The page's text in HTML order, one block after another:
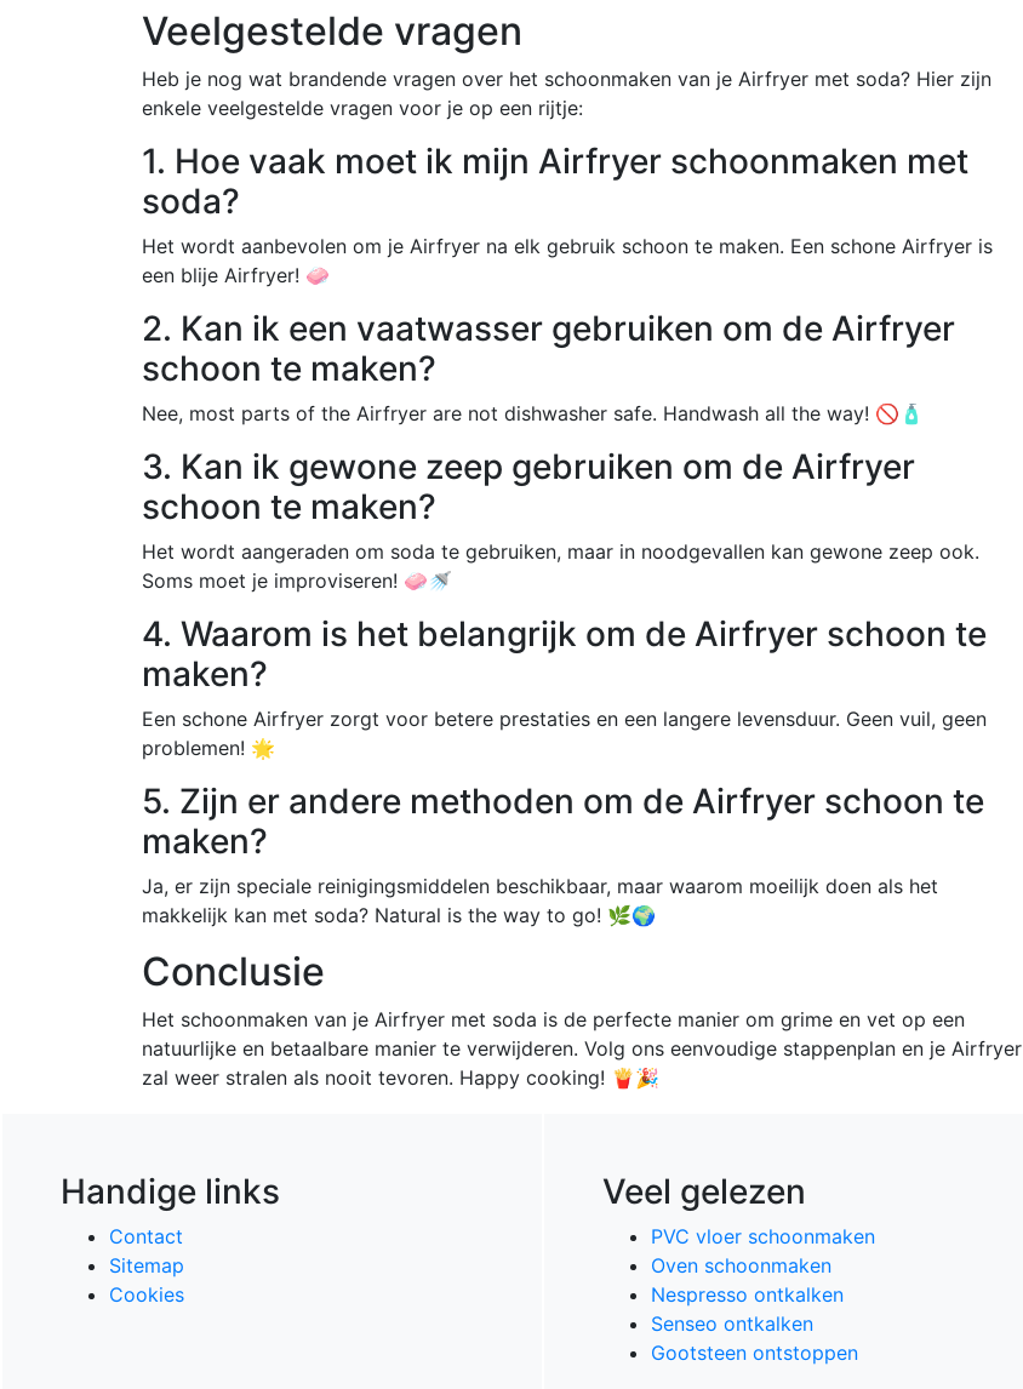
Veelgestelde vragen
Heb je nog wat brandende vragen over het schoonmaken van je Airfryer met soda? Hier zijn
enkele veelgestelde vragen voor je op een rijtje:
1. Hoe vaak moet ik mijn Airfryer schoonmaken met
soda?
Het wordt aanbevolen om je Airfryer na elk gebruik schoon te maken. Een schone Airfryer is
een blije Airfryer! 🧼
2. Kan ik een vaatwasser gebruiken om de Airfryer
schoon te maken?
Nee, most parts of the Airfryer are not dishwasher safe. Handwash all the way! 🚫🧴
3. Kan ik gewone zeep gebruiken om de Airfryer
schoon te maken?
Het wordt aangeraden om soda te gebruiken, maar in noodgevallen kan gewone zeep ook.
Soms moet je improviseren! 🧼🚿
4. Waarom is het belangrijk om de Airfryer schoon te
maken?
Een schone Airfryer zorgt voor betere prestaties en een langere levensduur. Geen vuil, geen
problemen! 🌟
5. Zijn er andere methoden om de Airfryer schoon te
maken?
Ja, er zijn speciale reinigingsmiddelen beschikbaar, maar waarom moeilijk doen als het
makkelijk kan met soda? Natural is the way to go! 🌿🌍
Conclusie
Het schoonmaken van je Airfryer met soda is de perfecte manier om grime en vet op een
natuurlijke en betaalbare manier te verwijderen. Volg ons eenvoudige stappenplan en je Airfryer
zal weer stralen als nooit tevoren. Happy cooking! 🍟🎉
Handige links
Contact
Sitemap
Cookies
Veel gelezen
PVC vloer schoonmaken
Oven schoonmaken
Nespresso ontkalken
Senseo ontkalken
Gootsteen ontstoppen